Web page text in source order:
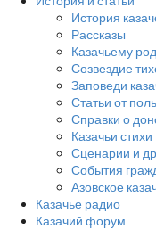
История
Рассказы
Казачьему
Созвездие
Заповеди
Статьи от
Справки о
Казачьи стихи
Сценарии и
События
Азовское
Казачье радио
Казачий форум